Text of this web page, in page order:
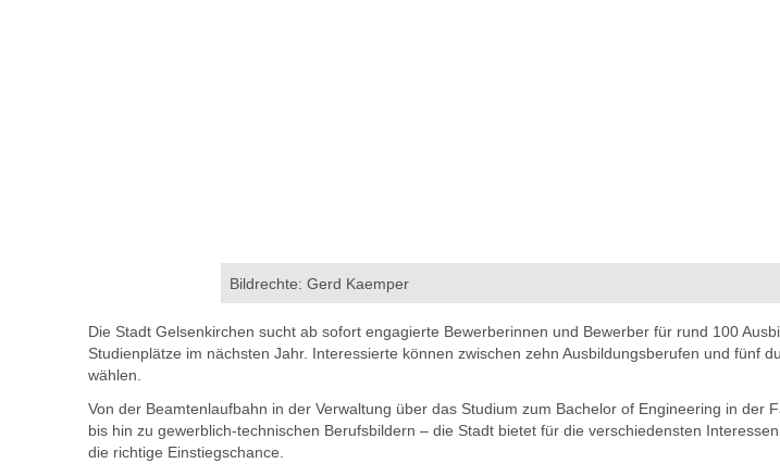
Bildrechte: Gerd Kaemper
Die Stadt Gelsenkirchen sucht ab sofort engagierte Bewerberinnen und Bewerber für rund 100
Studienplätze im nächsten Jahr. Interessierte können zwischen zehn Ausbildungsberufen und fünf
wählen.
Von der Beamtenlaufbahn in der Verwaltung über das Studium zum Bachelor of Engineering in der
bis hin zu gewerblich-technischen Berufsbildern – die Stadt bietet für die verschiedensten
die richtige Einstiegschance.